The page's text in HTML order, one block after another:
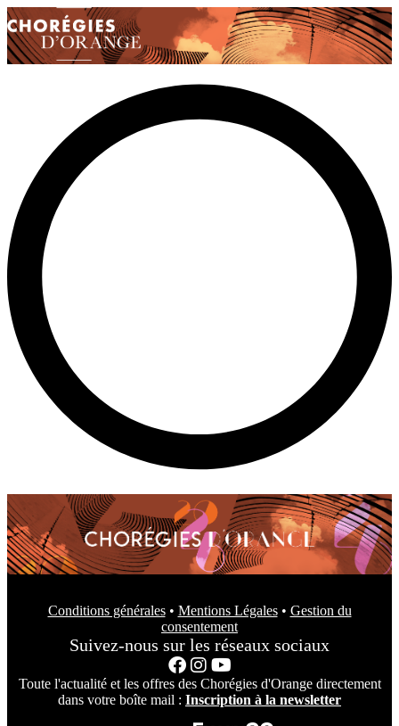
Conditions générales• Mentions Légales• Gestion du
consentement
Suivez-nous sur les réseaux sociaux
Toute l'actualité et les offres des Chorégies d'Orange directement
dans votre boîte mail : Inscription à la newsletter